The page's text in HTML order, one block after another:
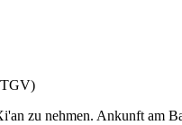
zu nehmen. Ankunft am